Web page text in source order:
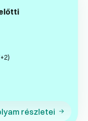
részletei